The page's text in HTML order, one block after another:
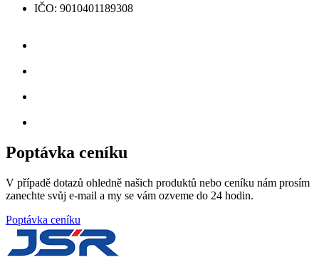
IČO: 9010401189308
Poptávka ceníku
V případě dotazů ohledně našich produktů nebo ceníku nám prosím
zanechte svůj e-mail a my se vám ozveme do 24 hodin.
Poptávka ceníku